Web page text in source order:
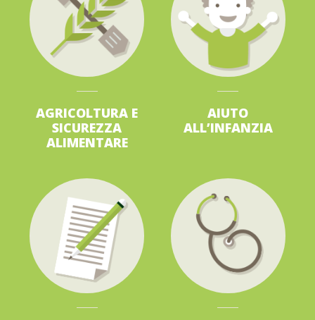
AGRICOLTURA E
SICUREZZA
ALIMENTARE
AIUTO
ALL’INFANZIA